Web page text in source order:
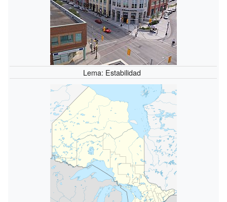
Lema: Estabilidad